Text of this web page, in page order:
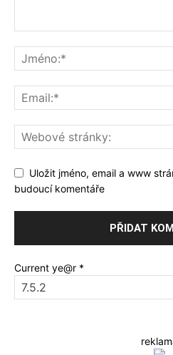
Uložit jméno, email a www
budoucí komentáře
Current ye@r *